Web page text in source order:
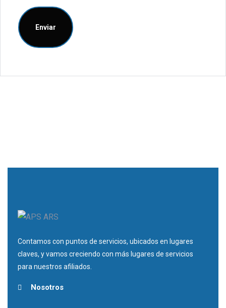
Contamos con puntos de servicios, ubicados en lugares
claves, y vamos creciendo con más lugares de servicios
para nuestros afiliados.
Nosotros